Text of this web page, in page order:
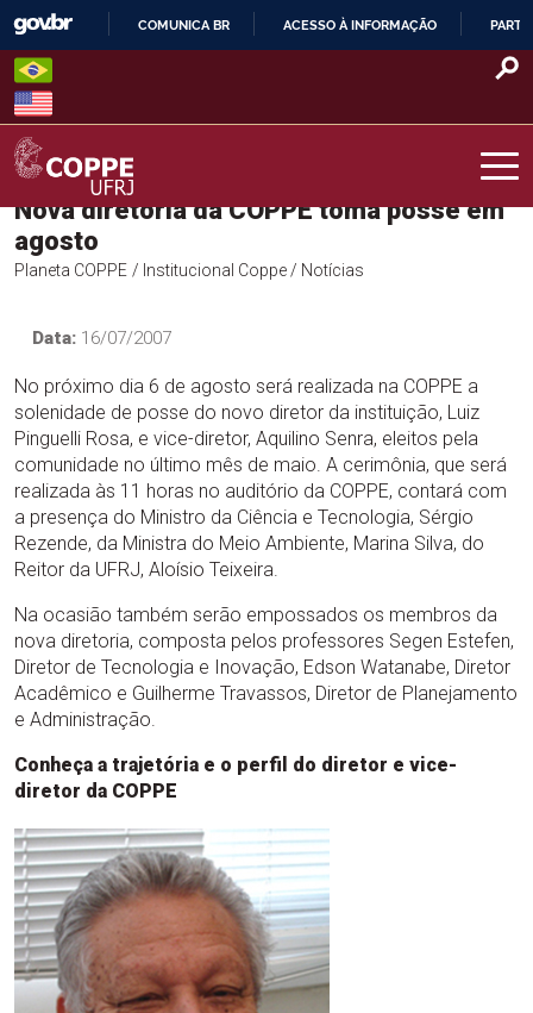
Skip
content
O
COMUNICA BR ACESSO À INFORMAÇÃO
COPPE – UFRJ
Nova diretoria da COPPE toma posse em
agosto
Planeta COPPE / Institucional Coppe / Notícias
Data: 16/07/2007
No próximo dia 6 de agosto será realizada na COPPE a
solenidade de posse do novo diretor da instituição, Luiz
Pinguelli Rosa, e vice-diretor, Aquilino Senra, eleitos pela
comunidade no último mês de maio. A cerimônia, que será
realizada às 11 horas no auditório da COPPE, contará com
a presença do Ministro da Ciência e Tecnologia, Sérgio
Rezende, da Ministra do Meio Ambiente, Marina Silva, do
Reitor da UFRJ, Aloísio Teixeira.
Na ocasião também serão empossados os membros da
nova diretoria, composta pelos professores Segen Estefen,
Diretor de Tecnologia e Inovação, Edson Watanabe, Diretor
Acadêmico e Guilherme Travassos, Diretor de Planejamento
e Administração.
Conheça a trajetória e o perfil do diretor e vice-
diretor da COPPE